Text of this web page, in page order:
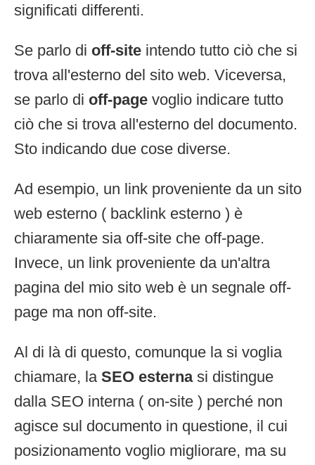
significati differenti.
Se parlo di off-site intendo tutto ciò che si
trova all'esterno del sito web. Viceversa,
se parlo di off-page voglio indicare tutto
ciò che si trova all'esterno del documento.
Sto indicando due cose diverse.
Ad esempio, un link proveniente da un sito
web esterno ( backlink esterno ) è
chiaramente sia off-site che off-page.
Invece, un link proveniente da un'altra
pagina del mio sito web è un segnale off-
page ma non off-site.
Al di là di questo, comunque la si voglia
chiamare, la SEO esternasi distingue
dalla SEO interna ( on-site ) perché non
agisce sul documento in questione, il cui
posizionamento voglio migliorare, ma su